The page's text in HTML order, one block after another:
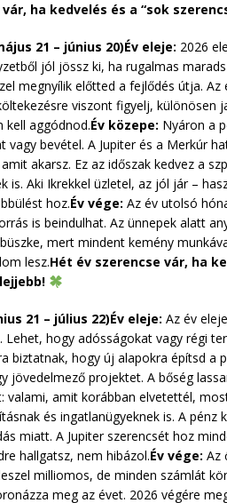
ha kedvelés és a “sok
21 – június 20)Év eleje: 2026
jól jössz ki, ha rugalmas
megnyílik előtted a fejlődés útja.
viszont figyelj, különösen
kell aggódnod.Év közepe: Nyáron a
vagy bevétel. A Jupiter és a Merkúr
akarsz. Ez az időszak kedvez a
is. Aki Ikrekkel üzletel, az jól jár –
hoz.Év vége: Az év utolsó
is beindulhat. Az ünnepek alatt
mert mindent kemény
lesz.Hét év szerencse vár, ha
21 – július 22)Év eleje: Az év
Lehet, hogy adósságokat vagy régi
biztatnak, hogy új alapokra építsd a
jövedelmező projektet. A bőség
valami, amit korábban elvetettél,
és ingatlanügyeknek is. A
miatt. A Jupiter szerencsét hoz
hallgatsz, nem hibázol.Év vége: Az
milliomos, de minden számlát
meg az évet. 2026 végére